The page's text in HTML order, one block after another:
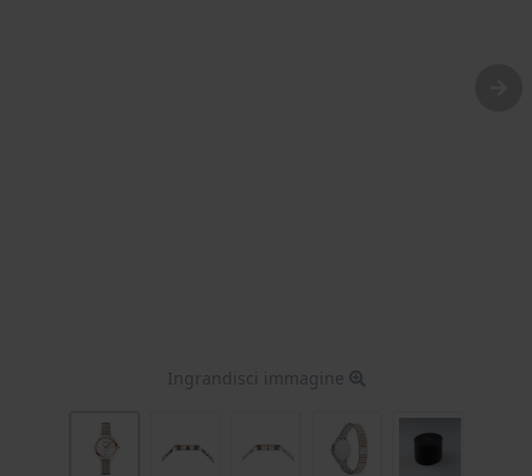
Ingrandisci immagine